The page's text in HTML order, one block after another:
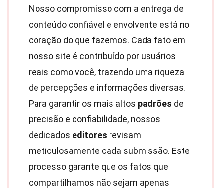
Nosso compromisso com a entrega de
conteúdo confiável e envolvente está no
coração do que fazemos. Cada fato em
nosso site é contribuído por usuários
reais como você, trazendo uma riqueza
de percepções e informações diversas.
Para garantir os mais altos padrões de
precisão e confiabilidade, nossos
dedicados editores revisam
meticulosamente cada submissão. Este
processo garante que os fatos que
compartilhamos não sejam apenas